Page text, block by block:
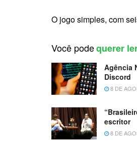
O jogo simples, com
Você podequerer
Agência
Discord
8 DE
escritor
8 DE